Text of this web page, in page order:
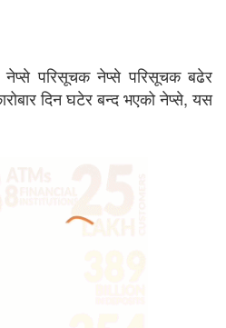
नेप्से परिसूचक नेप्से परिसूचक बढेर
दिन घटेर बन्द भएको नेप्से, यस